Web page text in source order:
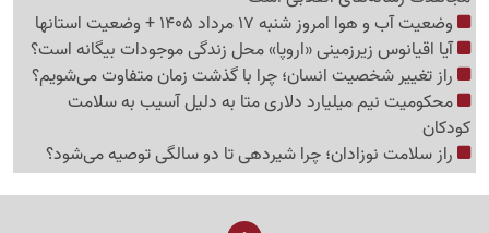
وضعیت آب و هوا امروز شنبه 17 مرداد 1405 + وضعیت استانها
آیا اقیانوس زیرزمینی «اروپا» محل زندگی موجودات بیگانه است؟
راز تغییر شخصیت انسان؛ چرا با گذشت زمان متفاوت می‌شویم؟
محکومیت نیم میلیارد دلاری متا به دلیل آسیب به سلامت
کودکان
راز سلامت نوزادان؛ چرا شیردهی تا دو سالگی توصیه می‌شود؟